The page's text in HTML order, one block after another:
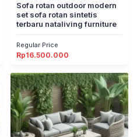
Sofa rotan outdoor modern
set sofa rotan sintetis
terbaru nataliving furniture
Regular Price
Rp16.500.000